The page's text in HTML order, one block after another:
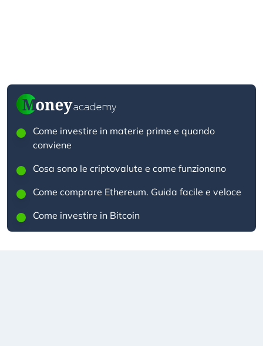
Come investire in materie prime e quando
conviene
Cosa sono le criptovalute e come funzionano
Come comprare Ethereum. Guida facile e veloce
Come investire in Bitcoin